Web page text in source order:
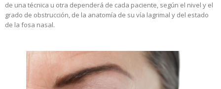
de una técnica u otra dependerá de cada paciente, según el nivel y el
grado de obstrucción, de la anatomía de su vía lagrimal y del estado
de la fosa nasal.